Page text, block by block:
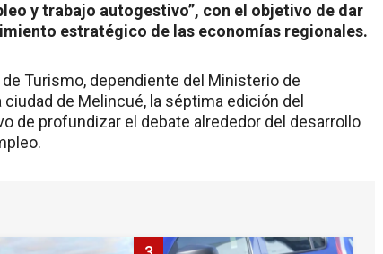
y trabajo autogestivo”, con el objetivo de dar
estratégico de las economías regionales.
Turismo, dependiente del Ministerio de
de Melincué, la séptima edición del
de profundizar el debate alrededor del desarrollo